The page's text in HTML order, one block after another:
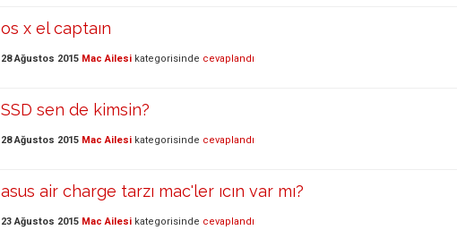
os x el captaın
28 Ağustos 2015 Mac Ailesi kategorisinde cevaplandı
SSD sen de kimsin?
28 Ağustos 2015 Mac Ailesi kategorisinde cevaplandı
asus air charge tarzı mac'ler ıcın var mı?
23 Ağustos 2015 Mac Ailesi kategorisinde cevaplandı